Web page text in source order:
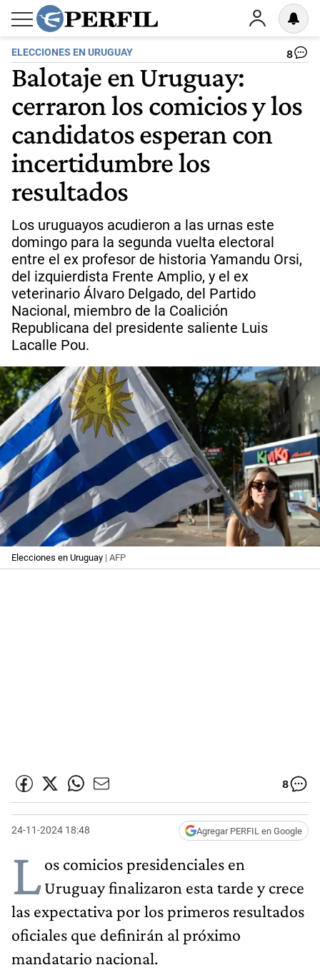
ELECCIONES EN URUGUAY 8
Balotaje en Uruguay:
cerraron los comicios y los
candidatos esperan con
incertidumbre los
resultados
Los uruguayos acudieron a las urnas este
domingo para la segunda vuelta electoral
entre el ex profesor de historia Yamandu Orsi,
del izquierdista Frente Amplio, y el ex
veterinario Álvaro Delgado, del Partido
Nacional, miembro de la Coalición
Republicana del presidente saliente Luis
Lacalle Pou.
Elecciones en Uruguay | AFP
8
24-11-2024 18:48 Agregar PERFIL en Google
Los comicios presidenciales en
Uruguay finalizaron esta tarde y crece
las expectativa por los primeros resultados
oficiales que definirán al próximo
mandatario nacional.